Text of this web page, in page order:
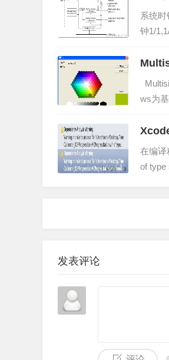
系统时
钟1/
4,1/8
ws为
入、
在编译
of type
发表评论